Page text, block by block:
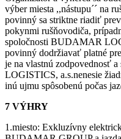
výber miesta ,,nástupu´´ na
povinný sa striktne riadiť
pokynmi rušňovodiča,
spoločnosti BUDAMAR
povinný dodržiavať platné
je na vlastnú zodpovednosť
LOGISTICS, a.s.nenesie
inú ujmu spôsobenú počas
7 VÝHRY
1.miesto: Exkluzívny